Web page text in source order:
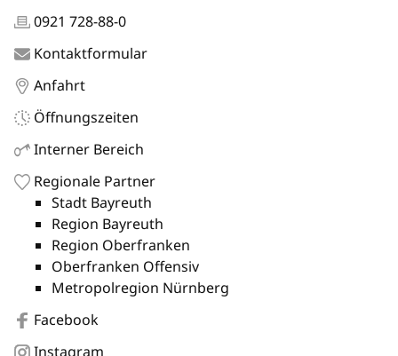
0921 728-88-0
Kontaktformular
Anfahrt
Öffnungszeiten
Interner Bereich
Regionale Partner
Stadt Bayreuth
Region Bayreuth
Region Oberfranken
Oberfranken Offensiv
Metropolregion Nürnberg
Facebook
Instagram